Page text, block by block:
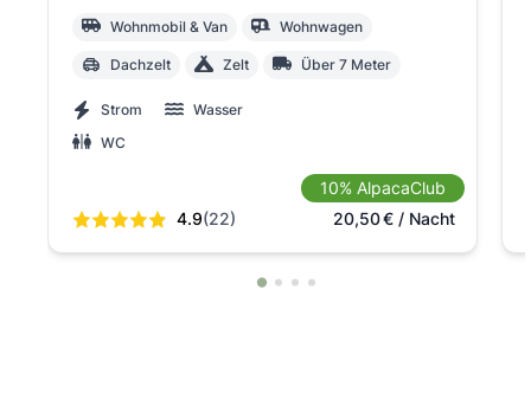
Wohnmobil & Van Wohnwagen
Dachzelt Zelt Über 7 Meter
Strom
Wasser
WC
4.9(22)
10% AlpacaClub
20,50€/ Nacht